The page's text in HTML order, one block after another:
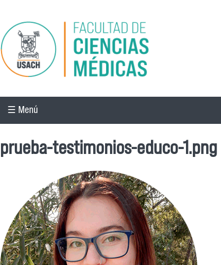
Pasar al contenido principal
☰ Menú
prueba-testimonios-educo-1.png